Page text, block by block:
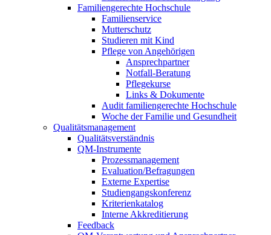
Familiengerechte Hochschule
Familienservice
Mutterschutz
Studieren mit Kind
Pflege von Angehörigen
Ansprechpartner
Notfall-Beratung
Pflegekurse
Links & Dokumente
Audit familiengerechte Hochschule
Woche der Familie und Gesundheit
Qualitätsmanagement
Qualitätsverständnis
QM-Instrumente
Prozessmanagement
Evaluation/Befragungen
Externe Expertise
Studiengangskonferenz
Kriterienkatalog
Interne Akkreditierung
Feedback